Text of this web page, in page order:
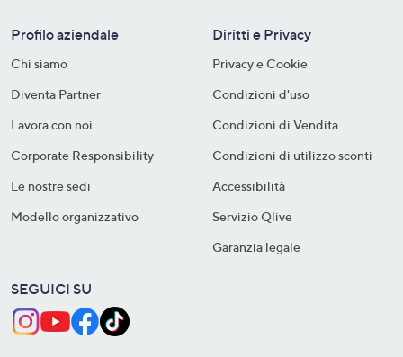
Profilo aziendale
Chi siamo
Diventa Partner
Lavora con noi
Corporate Responsibility
Le nostre sedi
Modello organizzativo
Diritti e Privacy
Privacy e Cookie
Condizioni d'uso
Condizioni di Vendita
Condizioni di utilizzo sconti
Accessibilità
Servizio Qlive
Garanzia legale
SEGUICI SU